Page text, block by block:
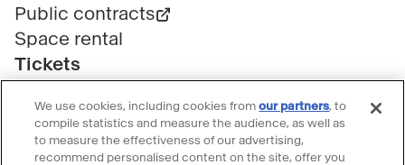
Public contracts
Space rental
Tickets
Customer service
Ticketing FAQ
We use cookies, including cookies fromour partners, to
compile statistics and measure the audience, as well as
to measure the effectiveness of our advertising,
recommend personalised content on the site, offer you